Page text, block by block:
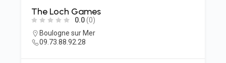
The Loch Games
0.0(0)
Boulogne sur Mer
09.73.88.92.28